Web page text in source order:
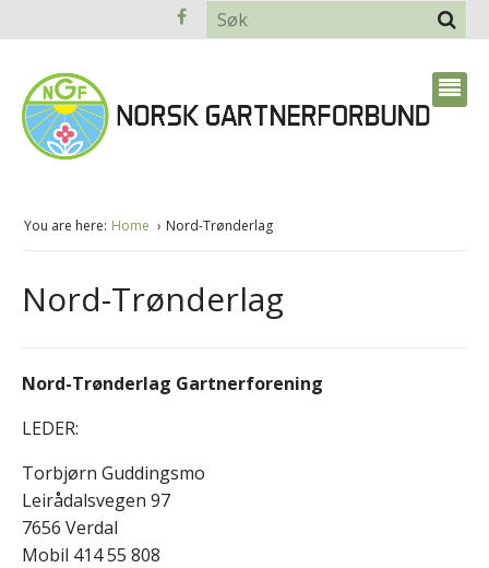
You are here: Home Nord-Trønderlag
Nord-Trønderlag
Nord-Trønderlag Gartnerforening
LEDER:
Torbjørn Guddingsmo
Leirådalsvegen 97
7656 Verdal
Mobil 414 55 808